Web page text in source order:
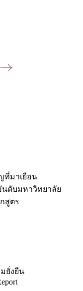
มาเยือน
นดับมหาวิทยาลัย
สูตร
ยั่งยืน